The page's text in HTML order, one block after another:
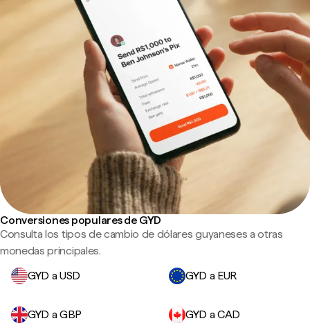
Conversiones populares de GYD
Consulta los tipos de cambio de dólares guyaneses a otras
monedas principales.
GYD a USD
GYD a EUR
GYD a GBP GYD a CAD